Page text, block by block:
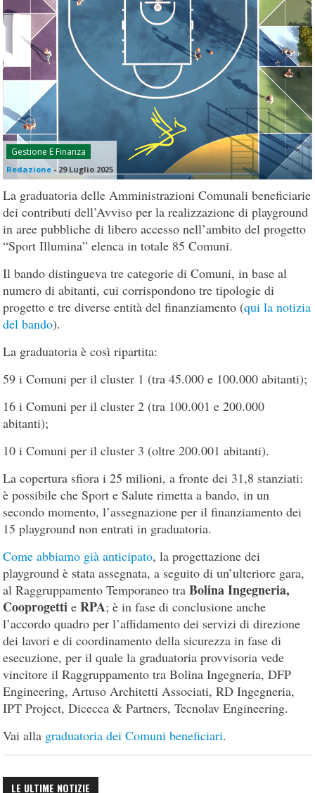
Gestione E Finanza
Redazione- 29 Luglio 2025
La graduatoria delle Amministrazioni Comunali beneficiarie
dei contributi dell’Avviso per la realizzazione di playground
in aree pubbliche di libero accesso nell’ambito del progetto
“Sport Illumina” elenca in totale 85 Comuni.
Il bando distingueva tre categorie di Comuni, in base al
numero di abitanti, cui corrispondono tre tipologie di
progetto e tre diverse entità del finanziamento (qui la notizia
del bando).
La graduatoria è così ripartita:
59 i Comuni per il cluster 1 (tra 45.000 e 100.000 abitanti);
16 i Comuni per il cluster 2 (tra 100.001 e 200.000
abitanti);
10 i Comuni per il cluster 3 (oltre 200.001 abitanti).
La copertura sfiora i 25 milioni, a fronte dei 31,8 stanziati:
è possibile che Sport e Salute rimetta a bando, in un
secondo momento, l’assegnazione per il finanziamento dei
15 playground non entrati in graduatoria.
Come abbiamo già anticipato, la progettazione dei
playground è stata assegnata, a seguito di un’ulteriore gara,
al Raggruppamento Temporaneo traBolina Ingegneria,
Cooprogettie RPA; è in fase di conclusione anche
l’accordo quadro per l’affidamento dei servizi di direzione
dei lavori e di coordinamento della sicurezza in fase di
esecuzione, per il quale la graduatoria provvisoria vede
vincitore il Raggruppamento tra Bolina Ingegneria, DFP
Engineering, Artuso Architetti Associati, RD Ingegneria,
IPT Project, Dicecca & Partners, Tecnolav Engineering.
Vai alla graduatoria dei Comuni beneficiari.
LE ULTIME NOTIZIE